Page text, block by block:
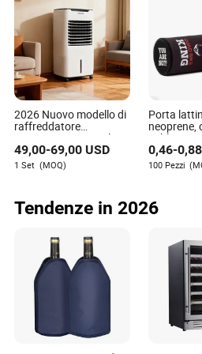
Carlee
Autore
Carlee Mack è un'esperta nel
scatole regalo, specializzata
dell'impatto ambientale dei
produzione. Con un occhio
porta preziose intuizioni al
scritti.
2026 Nuovo modello di
raffreddatore
evaporativo portatile e
riscaldatore, 1200CMH
Flusso d'aria
49,00-69,00 USD
1 Set (MOQ)
Porta
neoprene,
per birra
0,46-0,88
100 Pezzi
Tendenze in 2026